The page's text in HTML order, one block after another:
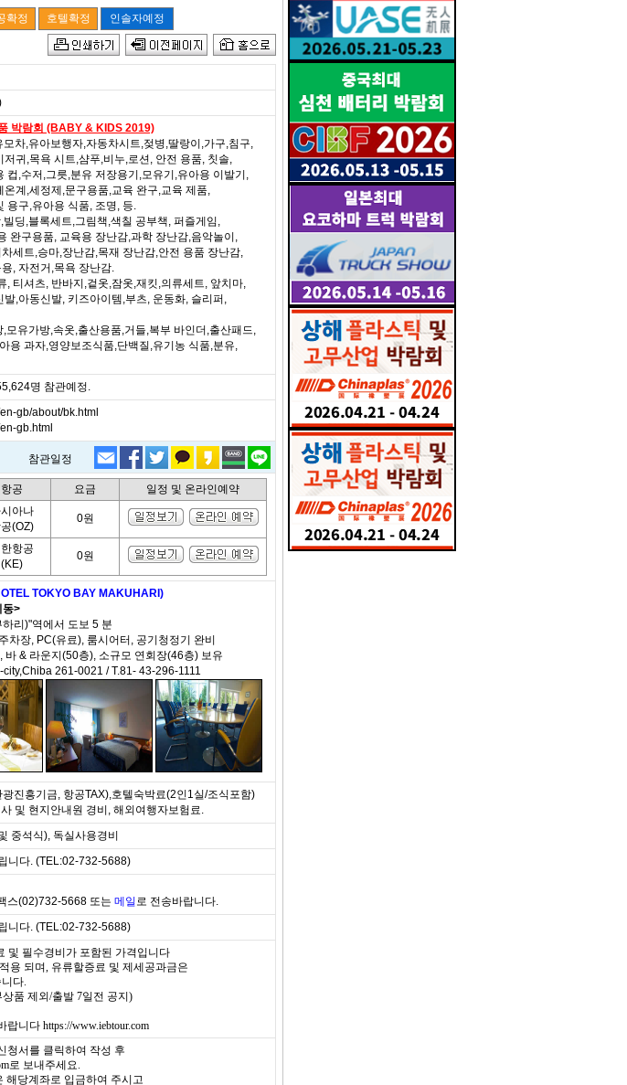
박람회 (BABY & KIDS 2019)
차,유아보행자,자동차시트,젖병,딸랑이,가구,침구,
귀,목욕 시트,샴푸,비누,로션, 안전 용품, 칫솔,
,수저,그릇,분유 저장용기,모유기,유아용 이발기,
계,세정제,문구용품,교육 완구,교육 제품,
구,유아용 식품, 조명, 등.
딩,블록세트,그림책,색칠 공부책, 퍼즐게임,
완구용품, 교육용 장난감,과학 장난감,음악놀이,
세트,승마,장난감,목재 장난감,안전 용품 장난감,
, 자전거,목욕 장난감.
, 티셔츠, 반바지,겉옷,잠옷,재킷,의류세트, 앞치마,
,아동신발, 키즈아이템,부츠, 운동화, 슬리퍼,
모유가방,속옷,출산용품,거들,복부 바인더,출산패드,
용 과자,영양보조식품,단백질,유기농 식품,분유,
명 참관예정.
gb/about/bk.html
gb.html
참관일정
항공 요금 일정 및 온라인예약
아나
(OZ)
0원
항공
(KE)
0원
TOKYO BAY MAKUHARI)
동>
리)"역에서 도보 5 분
차장, PC(유료), 룸시어터, 공기청정기 완비
& 라운지(50층), 소규모 연회장(46층) 보유
261-0021 / T.81- 43-296-1111
진흥기금, 항공TAX),호텔숙박료(2인1실/조식포함)
및 현지안내원 경비, 해외여행자보험료.
중석식), 독실사용경비
니다. (TEL:02-732-5688)
스(02)732-5668 또는 메일 로 전송바랍니다.
니다. (TEL:02-732-5688)
및 필수경비가 포함된 가격입니다
용 되며, 유류할증료 및 제세공과금은
다.
품 제외/출발 7일전 공지)
랍니다 https://www.iebtour.com
청서를 클릭하여 작성 후
로 보내주세요.
해당계좌로 입금하여 주시고